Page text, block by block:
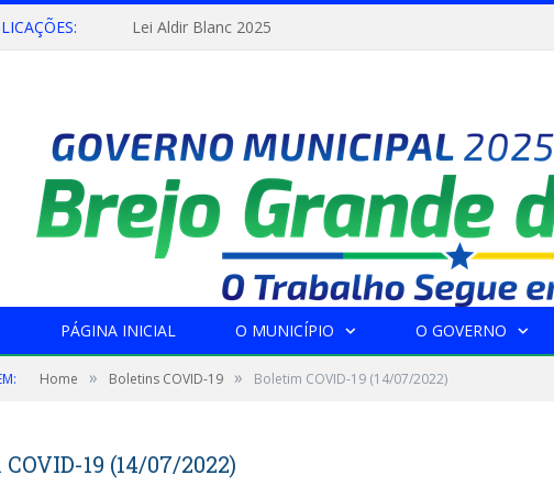
Lei Aldir Blanc 2025
PÁGINA INICIAL O MUNICÍPIO O GOVERNO
Home » Boletins COVID-19 » Boletim COVID-19 (14/07/2022)
19 (14/07/2022)